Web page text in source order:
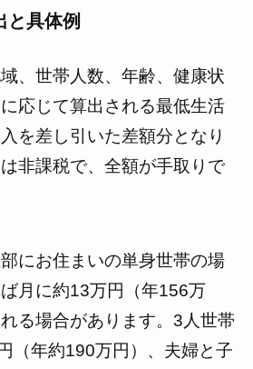
と具体例
、世帯人数、年齢、健康状
応じて算出される最低生活
を差し引いた差額分となり
非課税で、全額が手取りで
にお住まいの単身世帯の場
月に約13万円（年156万
る場合があります。3人世帯
（年約190万円）、夫婦と子